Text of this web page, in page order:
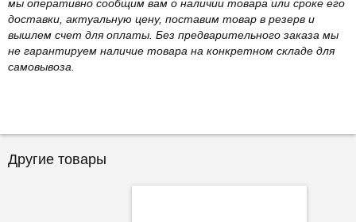
мы оперативно сообщим вам о наличии товара или сроке его
доставки, актуальную цену, поставим товар в резерв и
вышлем счет для оплаты. Без предварительного заказа мы
не гарантируем наличие товара на конкретном складе для
самовывоза.
Другие товары